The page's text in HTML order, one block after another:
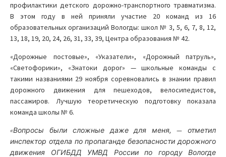
профилактики детского дорожно-транспортного травматизма.
В этом году в ней приняли участие 20 команд из 16
образовательных организаций Вологды: школ № 3, 5, 6, 7, 8, 12,
13, 18, 19, 20, 24, 26, 31, 33, 39, Центра образования № 42.
«Дорожные постовые», «Указатели», «Дорожный патруль»,
«Светофорики», «Знатоки дорог» — школьные команды с
такими названиями 29 ноября соревновались в знании правил
дорожного движения для пешеходов, велосипедистов,
пассажиров. Лучшую теоретическую подготовку показала
команда школы № 6.
«Вопросы были сложные даже для меня, — отметил
инспектор отдела по пропаганде безопасности дорожного
движения ОГИБДД УМВД России по городу Вологде